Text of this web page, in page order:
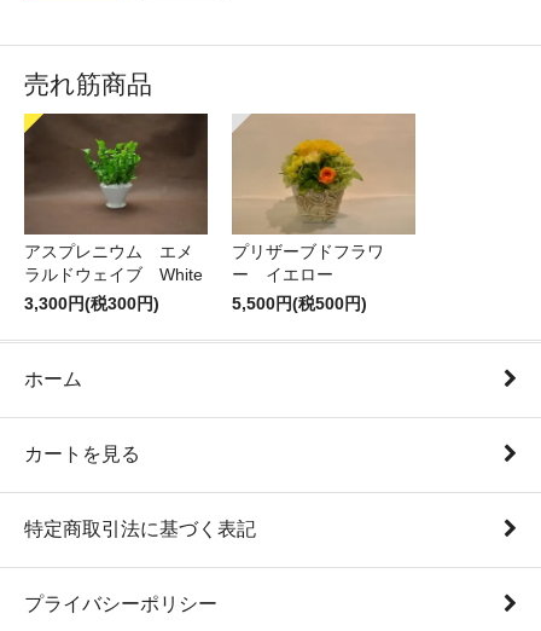
売れ筋商品
アスプレニウム エメ
ラルドウェイブ White
3,300円(税300円)
プリザーブドフラワ
ー イエロー
5,500円(税500円)
ホーム
カートを見る
特定商取引法に基づく表記
プライバシーポリシー